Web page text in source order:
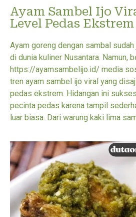
Ayam Sambel Ijo
Level Pedas Ekstrem
Ayam goreng dengan sambal
di dunia kuliner Nusantara. Namun,
https://ayamsambelijo.id/ media
tren ayam sambel ijo viral yang
pedas ekstrem. Hidangan ini
pecinta pedas karena tampil
luar biasa. Dari warung kaki lima